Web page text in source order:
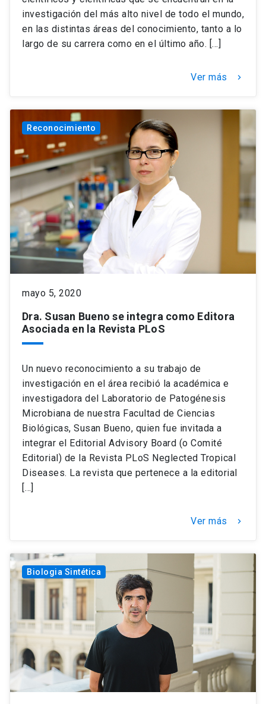
investigación del más alto nivel de todo el mundo,
en las distintas áreas del conocimiento, tanto a lo
largo de su carrera como en el último año. […]
Ver más keyboard_arrow_right
Reconocimiento
mayo 5, 2020
Dra. Susan Bueno se integra como Editora
Asociada en la Revista PLoS
Un nuevo reconocimiento a su trabajo de
investigación en el área recibió la académica e
investigadora del Laboratorio de Patogénesis
Microbiana de nuestra Facultad de Ciencias
Biológicas, Susan Bueno, quien fue invitada a
integrar el Editorial Advisory Board (o Comité
Editorial) de la Revista PLoS Neglected Tropical
Diseases. La revista que pertenece a la editorial
[…]
Ver más keyboard_arrow_right
Biologia Sintética